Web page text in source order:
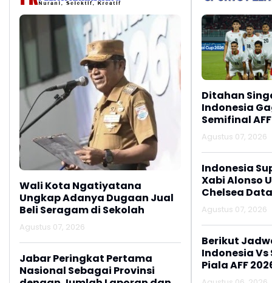
Wali Kota Ngatiyatana
Ungkap Adanya Dugaan Jual
Beli Seragam di Sekolah
Agustus 07, 2026
Jabar Peringkat Pertama
Nasional Sebagai Provinsi
Ditahan
Indonesia
Semifinal
Agustus 07, 2026
Indonesia
Xabi Alonso
Chelsea
Agustus 07, 2026
Berikut
Indonesia
Piala AFF